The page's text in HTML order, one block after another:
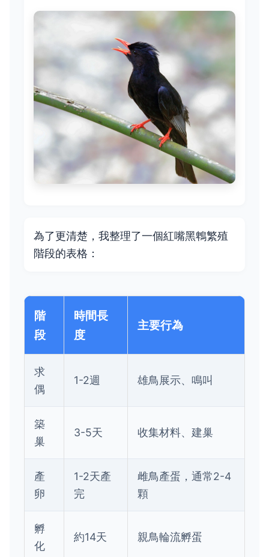
為了更清楚，我整理了一個紅嘴黑鵯繁殖
階段的表格：
階
段
時間長
度
主要行為
求
偶
1-2週 雄鳥展示、鳴叫
築
巢
3-5天 收集材料、建巢
產
卵
1-2天產
完
雌鳥產蛋，通常2-4
顆
孵
化
約14天 親鳥輪流孵蛋